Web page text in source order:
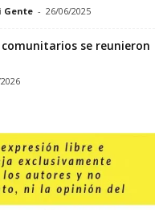
Gente - 26/06/2025
se reunieron